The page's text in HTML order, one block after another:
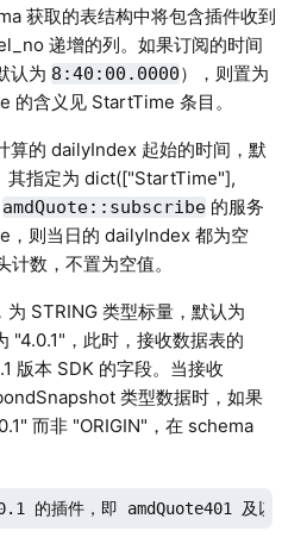
获取的表结构中将包含插件收到
递增的列。如果订阅的时间
认为 8:40:00.0000），则置为
的含义见 StartTime 条目。
算的 dailyIndex 起始的时间，默
其指定为 dict(["StartTime"],
amdQuote::subscribe的服务
，则当日的 dailyIndex 都为空
数，不置为空值。
STRING 类型标量，默认为
"4.0.1"，此时，接收数据表的
版本 SDK 的字段。当接收
类型数据时，如果
而非 "ORIGIN"，在 schema
的插件，即 amdQuote401 及以